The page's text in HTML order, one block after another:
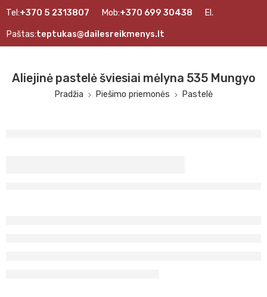
Tel:+370 5 2313807 Mob:+370 699 30438 El.
Paštas:teptukas@dailesreikmenys.lt
Aliejinė pastelė šviesiai mėlyna 535 Mungyo
Pradžia Piešimo priemonės Pastelė